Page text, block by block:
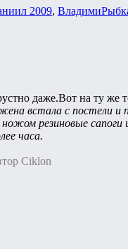
2009,
даже.Вот на ту же
встала с постели и
ножом резиновые
часа.
Ciklon